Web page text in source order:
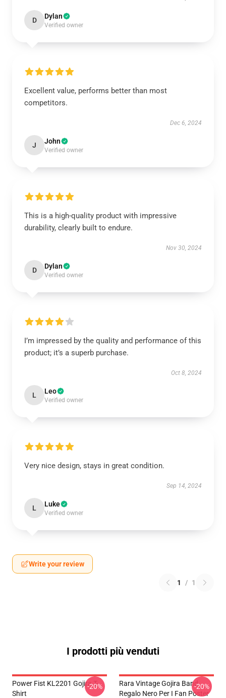
D Dylan
Verified owner
Excellent value, performs better than most
competitors.
Dec 6, 2024
J John
Verified owner
This is a high-quality product with impressive
durability, clearly built to endure.
Nov 30, 2024
D Dylan
Verified owner
I’m impressed by the quality and performance of this
product; it’s a superb purchase.
Oct 8, 2024
L Leo
Verified owner
Very nice design, stays in great condition.
Sep 14, 2024
L Luke
Verified owner
Write your review
1 / 1
I prodotti più venduti
Power Fist KL2201 Gojira T-
Shirt
-20%
Rara Vintage Gojira Band
Regalo Nero Per I Fan Poster
-20%